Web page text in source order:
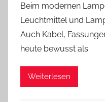
Beim modernen
Leuchtmittel und
Auch Kabel,
heute bewusst als
Weiterlesen